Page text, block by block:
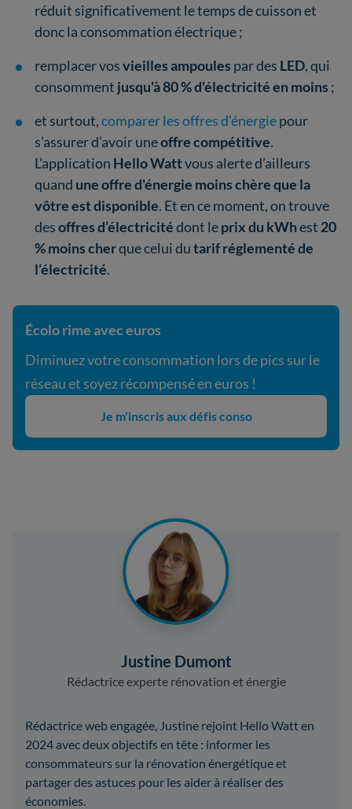
réduit significativement le temps de cuisson et
donc la consommation électrique ;
remplacer vosvieilles ampoules par des LED, qui
consomment jusqu'à 80 % d'électricité en moins ;
et surtout,comparer les offres d’énergiepour
s’assurer d’avoir uneoffre compétitive.
L’application Hello Wattvous alerte d’ailleurs
quand une offre d'énergie moins chère que la
vôtre est disponible. Et en ce moment, on trouve
desoffres d’électricitédont leprix du kWhest 20
% moins cherque celui dutarif réglementé de
l’électricité.
Écolo rime avec euros
Diminuez votre consommation lors de pics sur le
réseau et soyez récompensé en euros !
Je m'inscris aux défis conso
Justine Dumont
Rédactrice experte rénovation et énergie
Rédactrice web engagée, Justine rejoint Hello Watt en
2024 avec deux objectifs en tête : informer les
consommateurs sur la rénovation énergétique et
partager des astuces pour les aider à réaliser des
économies.